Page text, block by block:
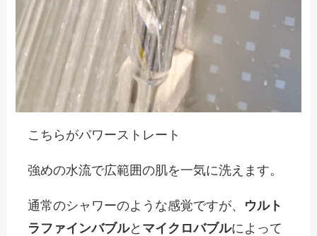
こちらがパワーストレート
強めの水流で広範囲の肌を一気に洗えます。
通常のシャワーのような感覚ですが、
ウルト
ラファインバブルと マイクロバブルによって